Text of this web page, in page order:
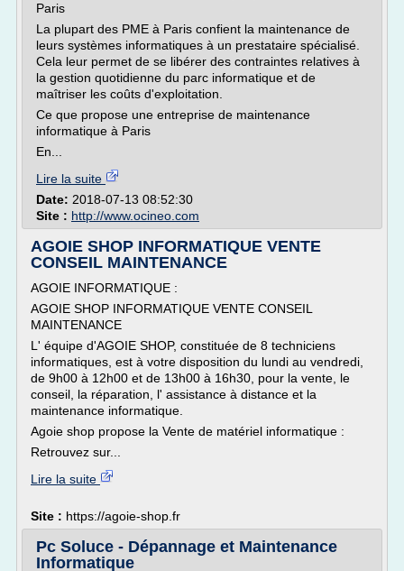
Paris
La plupart des PME à Paris confient la maintenance de
leurs systèmes informatiques à un prestataire spécialisé.
Cela leur permet de se libérer des contraintes relatives à
la gestion quotidienne du parc informatique et de
maîtriser les coûts d'exploitation.
Ce que propose une entreprise de maintenance
informatique à Paris
En...
Lire la suite
Date: 2018-07-13 08:52:30
Site : http://www.ocineo.com
AGOIE SHOP INFORMATIQUE VENTE
CONSEIL MAINTENANCE
AGOIE INFORMATIQUE :
AGOIE SHOP INFORMATIQUE VENTE CONSEIL
MAINTENANCE
L' équipe d'AGOIE SHOP, constituée de 8 techniciens
informatiques, est à votre disposition du lundi au vendredi,
de 9h00 à 12h00 et de 13h00 à 16h30, pour la vente, le
conseil, la réparation, l' assistance à distance et la
maintenance informatique.
Agoie shop propose la Vente de matériel informatique :
Retrouvez sur...
Lire la suite
Site : https://agoie-shop.fr
Pc Soluce - Dépannage et Maintenance
Informatique